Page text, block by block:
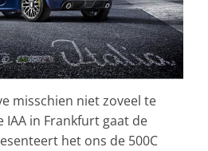
misschien niet zoveel te
in Frankfurt gaat de
het ons de 500C